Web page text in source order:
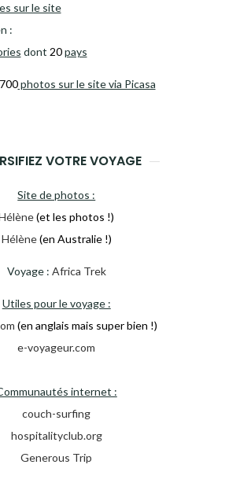
sur le site
:
dont 20pays
photos sur le site via Picasa
VOTRE VOYAGE
Site de photos :
(et les photos !)
Hélène(en Australie !)
Voyage : Africa Trek
Utiles pour le voyage :
(en anglais mais super bien !)
e-voyageur.com
internet :
couch-surfing
hospitalityclub.org
Generous Trip